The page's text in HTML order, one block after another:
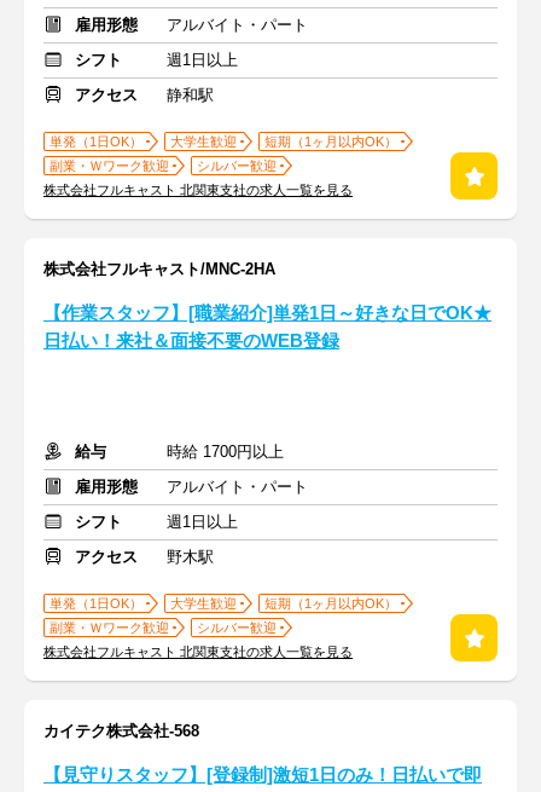
雇用形態
アルバイト・パート
シフト
週1日以上
アクセス
静和駅
単発（1日OK） 大学生歓迎
短期（1ヶ月以内OK）
副業・Ｗワーク歓迎
シルバー歓迎
株式会社フルキャスト 北関東支社の求人一覧を見る
株式会社フルキャスト/MNC-2HA
【作業スタッフ】[職業紹介]単発1日～好きな日でOK★
日払い！来社＆面接不要のWEB登録
給与
時給 1700円以上
雇用形態
アルバイト・パート
シフト
週1日以上
アクセス
野木駅
単発（1日OK） 大学生歓迎
短期（1ヶ月以内OK）
副業・Ｗワーク歓迎
シルバー歓迎
株式会社フルキャスト 北関東支社の求人一覧を見る
カイテク株式会社-568
【見守りスタッフ】[登録制]激短1日のみ！日払いで即